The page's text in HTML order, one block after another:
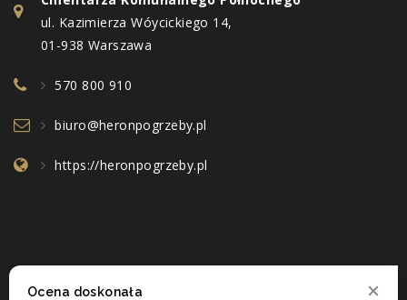
ul. Kazimierza Wóycickiego 14,
01-938 Warszawa
570 800 910
biuro@heronpogrzeby.pl
https://heronpogrzeby.pl
Ocena doskonała